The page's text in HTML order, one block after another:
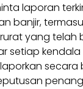
laporan
banjir,
yang telah
setiap
secara